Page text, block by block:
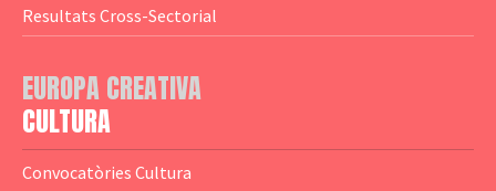
— Altres Guies
— Presentacions
— Estudis
— Anuaris
Resultats Cross-Sectorial
EUROPA CREATIVA
CULTURA
Convocatòries Cultura